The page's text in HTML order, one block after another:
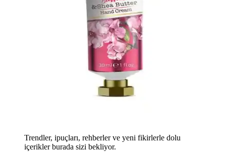
Trendler, ipuçları, rehberler ve yeni fikirlerle dolu
içerikler burada sizi bekliyor.